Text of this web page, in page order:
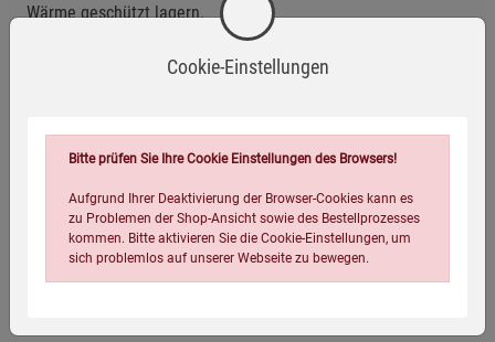
Wärme geschützt lagern.
Mindestens haltbar bis: siehe Verpackung.
4250396904468
Verpackungsgewicht:
510 Gramm
Verpackungsmaße (LxBxH):
12,5
Cookie-Einstellungen
Bitte prüfen Sie Ihre Cookie Einstellungen des Browsers!
Aufgrund Ihrer Deaktivierung der Browser-Cookies kann es
zu Problemen der Shop-Ansicht sowie des Bestellprozesses
kommen. Bitte aktivieren Sie die Cookie-Einstellungen, um
sich problemlos auf unserer Webseite zu bewegen.